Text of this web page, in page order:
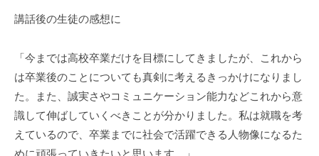
講話後の生徒の感想に
「今までは高校卒業だけを目標にしてきましたが、これから
は卒業後のことについても真剣に考えるきっかけになりまし
た。また、誠実さやコミュニケーション能力などこれから意
識して伸ばしていくべきことが分かりました。私は就職を考
えているので、卒業までに社会で活躍できる人物像になるた
めに頑張っていきたいと思います。」